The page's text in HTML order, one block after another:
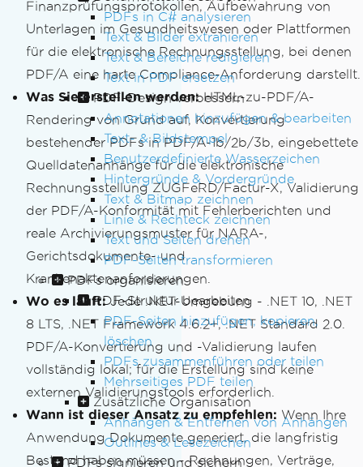
PDFs in C# analysieren
Text & Bilder extrahieren
Text & Bereiche redigieren
Text in PDF ersetzen
PDF-Design verbessern
Annotationen hinzufügen & bearbeiten
Text- & Bildstempel
Benutzerdefinierte Wasserzeichen
Hintergründe & Vordergründe
Text & Bitmap zeichnen
Linie & Rechteck zeichnen
Text und Seiten drehen
PDF-Seiten transformieren
PDFs organisieren
PDF-Struktur bearbeiten
PDF-Seiten hinzufügen, kopieren,
löschen
PDFs zusammenführen oder teilen
Mehrseitiges PDF teilen
Zusätzliche Organisation
Anhängen & Entfernen von Anhängen
Outlines & Lesezeichen
PDFs signieren und sichern
Finanzprüfungsprotokollen, Aufbewahrung von
Unterlagen im Gesundheitswesen oder Plattformen
für die elektronische Rechnungsstellung, bei denen
PDF/A eine harte Compliance-Anforderung darstellt.
Was Sie erstellen werden:HTML-zu-PDF/A-
Rendering von Grund auf, Konvertierung
bestehender PDFs in PDF/A-1b/2b/3b, eingebettete
Quelldatenanhänge für die elektronische
Rechnungsstellung ZUGFeRD/Factur-X, Validierung
der PDF/A-Konformität mit Fehlerberichten und
reale Archivierungsmuster für NARA-,
Gerichtsdokumente- und
Krankenaktenanforderungen.
Wo es läuft:Jede .NET-Umgebung - .NET 10, .NET
8 LTS, .NET Framework 4.6.2+, .NET Standard 2.0.
PDF/A-Konvertierung und -Validierung laufen
vollständig lokal; für die Erstellung sind keine
externen Validierungstools erforderlich.
Wann ist dieser Ansatz zu empfehlen: Wenn Ihre
Anwendung Dokumente generiert, die langfristig
Bestand haben müssen - Rechnungen, Verträge,